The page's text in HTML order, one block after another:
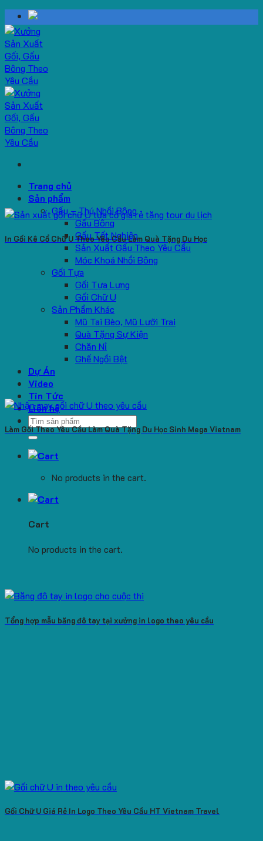
Skip
to
content
Trang chủ
Sản phẩm
Gấu – Thú Nhồi Bông
Gấu Bông
Gấu Tốt Nghiệp
Sản Xuất Gấu Theo Yêu Cầu
Móc Khoá Nhồi Bông
Gối Tựa
Gối Tựa Lưng
Gối Chữ U
Sản Phẩm Khác
Mũ Tai Bèo, Mũ Lưỡi Trai
Quà Tặng Sự Kiện
Chăn Nỉ
Ghế Ngồi Bệt
Dự Án
Video
Tin Tức
Liên hệ
Search
for:
No products in the cart.
Cart
No products in the cart.
In Gối Kê Cổ Chữ U Theo Yêu Cầu Làm Quà Tặng Du Học
Làm Gối Theo Yêu Cầu Làm Quà Tặng Du Học Sinh Mega Vietnam
Tổng hợp mẫu băng đô tay tại xưởng in logo theo yêu cầu
Gối Chữ U Giá Rẻ In Logo Theo Yêu Cầu HT Vietnam Travel